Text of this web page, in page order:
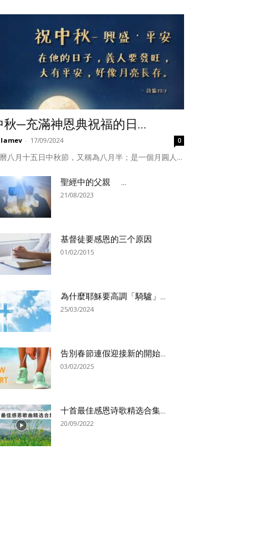
秋─充滿神恩典祝福的日...
- 17/09/2024 0
八月十五日中秋節，又稱為八月半；是一個月圓人...
聖經中的父親 ...
21/08/2023
基督徒要感恩的三个原因
01/02/2015
為什麼耶穌要高調「騎驢」...
25/03/2024
告別春節連假迎接新的開始...
03/02/2025
十首最佳感恩诗歌精选合集...
20/09/2022